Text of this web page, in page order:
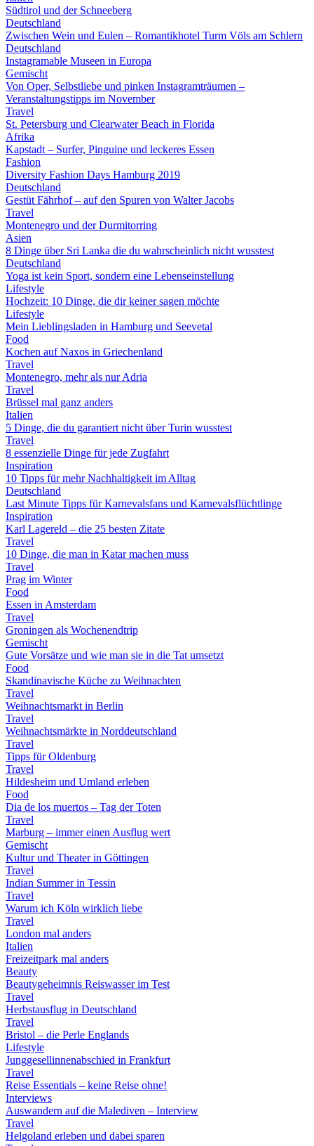
Südtirol und der Schneeberg
Deutschland
Zwischen Wein und Eulen – Romantikhotel Turm Völs am Schlern
Deutschland
Instagramable Museen in Europa
Gemischt
Von Oper, Selbstliebe und pinken Instagramträumen –
Veranstaltungstipps im November
Travel
St. Petersburg und Clearwater Beach in Florida
Afrika
Kapstadt – Surfer, Pinguine und leckeres Essen
Fashion
Diversity Fashion Days Hamburg 2019
Deutschland
Gestüt Fährhof – auf den Spuren von Walter Jacobs
Travel
Montenegro und der Durmitorring
Asien
8 Dinge über Sri Lanka die du wahrscheinlich nicht wusstest
Deutschland
Yoga ist kein Sport, sondern eine Lebenseinstellung
Lifestyle
Hochzeit: 10 Dinge, die dir keiner sagen möchte
Lifestyle
Mein Lieblingsladen in Hamburg und Seevetal
Food
Kochen auf Naxos in Griechenland
Travel
Montenegro, mehr als nur Adria
Travel
Brüssel mal ganz anders
Italien
5 Dinge, die du garantiert nicht über Turin wusstest
Travel
8 essenzielle Dinge für jede Zugfahrt
Inspiration
10 Tipps für mehr Nachhaltigkeit im Alltag
Deutschland
Last Minute Tipps für Karnevalsfans und Karnevalsflüchtlinge
Inspiration
Karl Lagereld – die 25 besten Zitate
Travel
10 Dinge, die man in Katar machen muss
Travel
Prag im Winter
Food
Essen in Amsterdam
Travel
Groningen als Wochenendtrip
Gemischt
Gute Vorsätze und wie man sie in die Tat umsetzt
Food
Skandinavische Küche zu Weihnachten
Travel
Weihnachtsmarkt in Berlin
Travel
Weihnachtsmärkte in Norddeutschland
Travel
Tipps für Oldenburg
Travel
Hildesheim und Umland erleben
Food
Dia de los muertos – Tag der Toten
Travel
Marburg – immer einen Ausflug wert
Gemischt
Kultur und Theater in Göttingen
Travel
Indian Summer in Tessin
Travel
Warum ich Köln wirklich liebe
Travel
London mal anders
Italien
Freizeitpark mal anders
Beauty
Beautygeheimnis Reiswasser im Test
Travel
Herbstausflug in Deutschland
Travel
Bristol – die Perle Englands
Lifestyle
Junggesellinnenabschied in Frankfurt
Travel
Reise Essentials – keine Reise ohne!
Interviews
Auswandern auf die Malediven – Interview
Travel
Helgoland erleben und dabei sparen